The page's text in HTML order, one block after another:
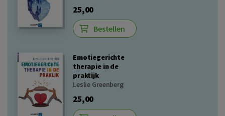
25,00
Bestellen
Emotiegerichte
therapie in de
praktijk
Leslie Greenberg
25,00